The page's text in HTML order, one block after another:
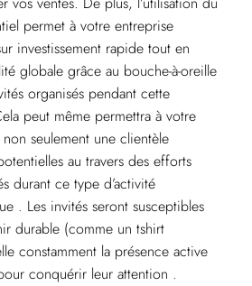
permet à votre entreprise
investissement rapide tout en
globale grâce au bouche-à-oreille
organisés pendant cette
peut même permettra à votre
seulement une clientèle
au travers des efforts
durant ce type d’activité
. Les invités seront susceptibles
durable (comme un tshirt
constamment la présence active
conquérir leur attention .